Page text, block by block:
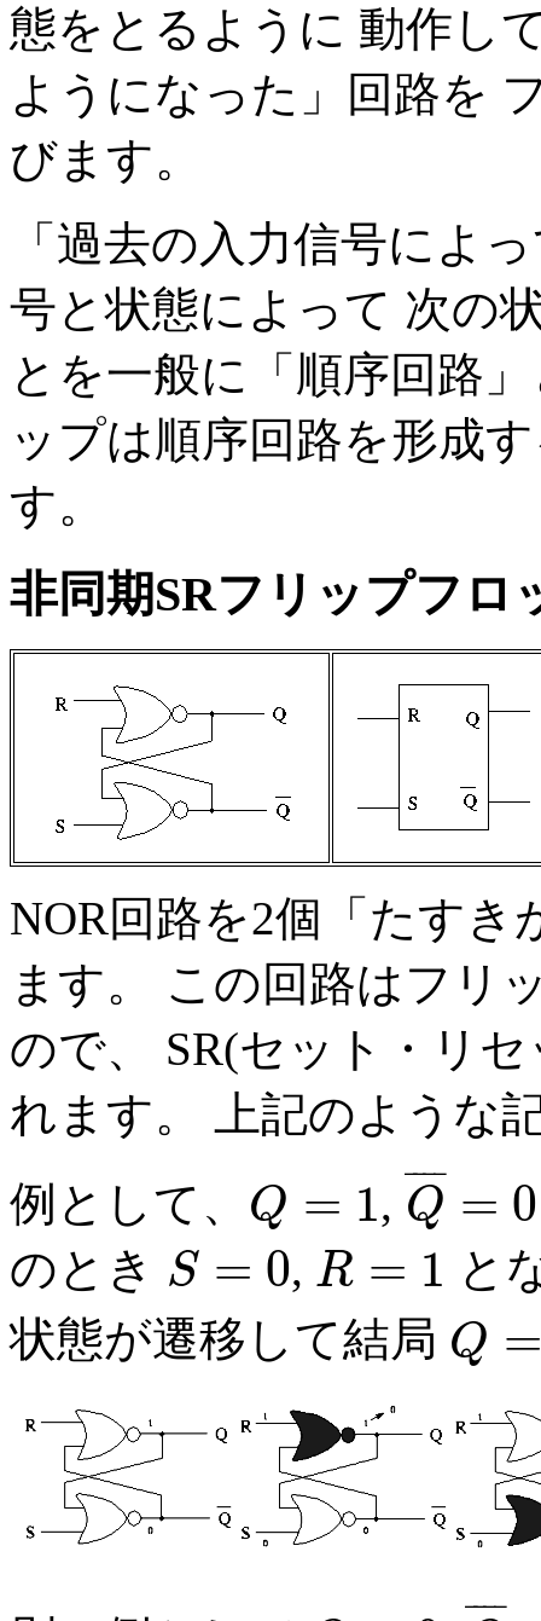
態をとるように 動作し
ようになった」回路を
びます。
「過去の入力信号によ
号と状態によって 次の
とを一般に「順序回路
ップは順序回路を形成
す。
非同期SRフリップフロ
NOR回路を2個「たす
ます。 この回路はフリ
ので、 SR(セット・リ
れます。 上記のような
例として、
Q = 1
Q=1 , Q
¯ ¯
¯¯ = 0
Q¯=0
のとき S = 0
S=0 , R = 1
R=1
と
状態が遷移して結局 Q =
Q=0